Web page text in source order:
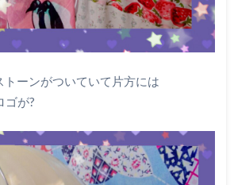
トーンがついていて片方には
ゴが?